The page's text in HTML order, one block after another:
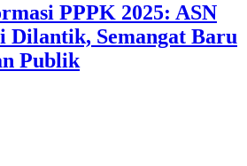
PPPK 2025: ASN
Dilantik, Semangat Baru
Publik